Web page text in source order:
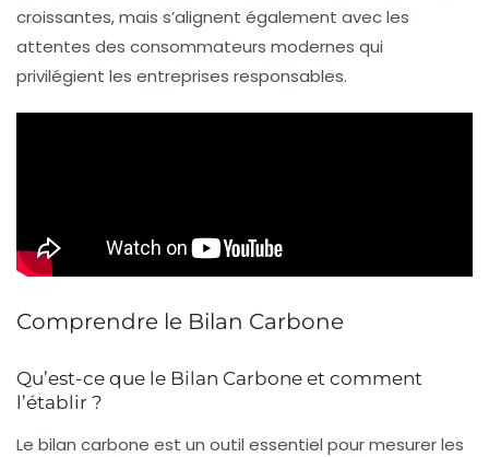
croissantes, mais s’alignent également avec les
attentes des consommateurs modernes qui
privilégient les entreprises responsables.
Comprendre le Bilan Carbone
Qu’est-ce que le Bilan Carbone et comment
l’établir ?
Le bilan carbone est un outil essentiel pour mesurer les